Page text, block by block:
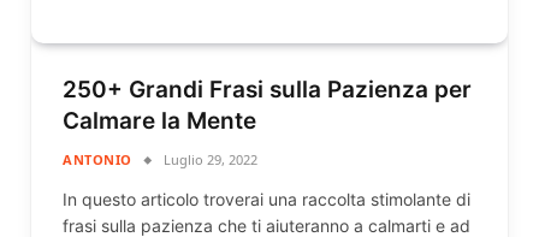
250+ Grandi Frasi sulla Pazienza per
Calmare la Mente
ANTONIO Luglio 29, 2022
In questo articolo troverai una raccolta stimolante di
frasi sulla pazienza che ti aiuteranno a calmarti e ad